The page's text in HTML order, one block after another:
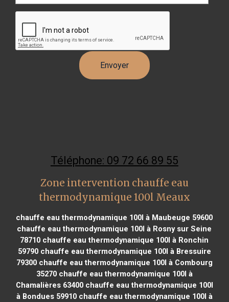
Téléphone: 09 72 66 89 55
Zone intervention chauffe eau
thermodynamique 100l Meaux
chauffe eau thermodynamique 100l à Maubeuge 59600
chauffe eau thermodynamique 100l à Rosny sur Seine
78710 chauffe eau thermodynamique 100l à Ronchin
59790chauffe eau thermodynamique 100l à Bressuire
79300chauffe eau thermodynamique 100l à Combourg
35270chauffe eau thermodynamique 100l à
Chamalières 63400chauffe eau thermodynamique 100l
à Bondues 59910chauffe eau thermodynamique 100l à